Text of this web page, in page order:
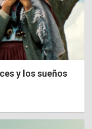
y los sueños